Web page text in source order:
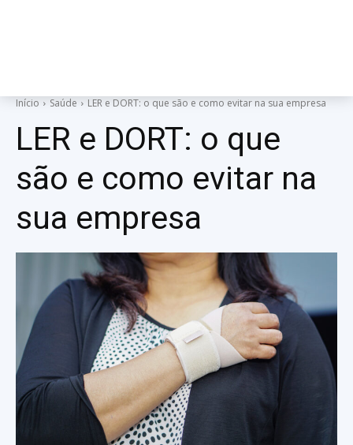
Início Saúde LER e DORT: o que são e como evitar na sua empresa
LER e DORT: o que
são e como evitar na
sua empresa